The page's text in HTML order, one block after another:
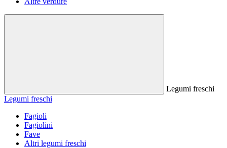
Legumi freschi
Legumi freschi
Fagioli
Fagiolini
Fave
Altri legumi freschi